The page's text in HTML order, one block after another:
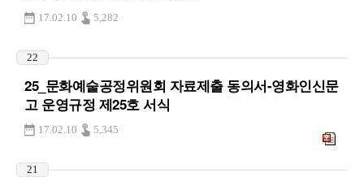
17.02.10 5,282
22
25_문화예술공정위원회 자료제출 동의서-영화인신문
고 운영규정 제25호 서식
17.02.10 5,345
21